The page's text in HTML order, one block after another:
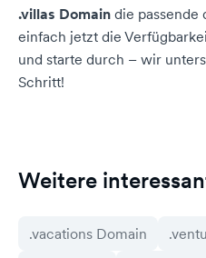
.villas Domain die passende
einfach jetzt die
und starte durch – wir
Schritt!
Weitere
.vacations Domain